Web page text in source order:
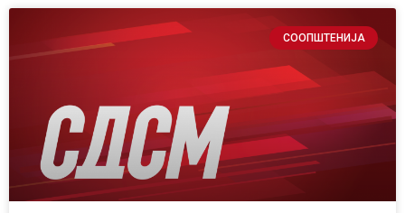
СООПШТЕНИЈА